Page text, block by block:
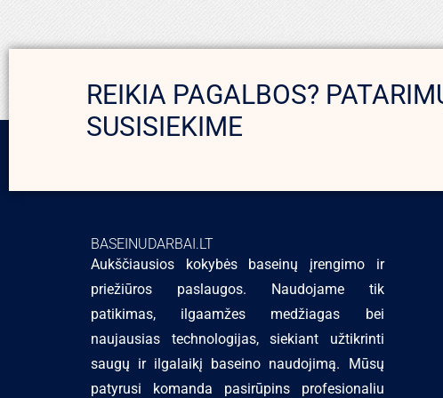
REIKIA PAGALBOS?
SUSISIEKIME
BASEINUDARBAI.LT
Aukščiausios kokybės baseinų įrengimo ir
priežiūros paslaugos. Naudojame tik
patikimas, ilgaamžes medžiagas bei
naujausias technologijas, siekiant užtikrinti
saugų ir ilgalaikį baseino naudojimą. Mūsų
patyrusi komanda pasirūpins profesionaliu